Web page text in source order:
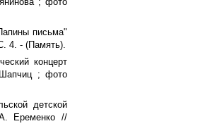
письма"
4. - (Память).
концерт
; фото
детской
Еременко //